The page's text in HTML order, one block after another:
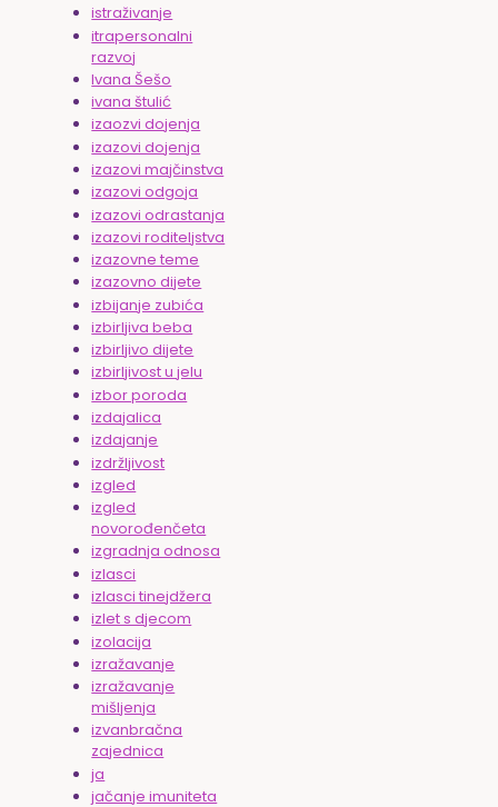
istraživanje
itrapersonalni
razvoj
Ivana Šešo
ivana štulić
izaozvi dojenja
izazovi dojenja
izazovi majčinstva
izazovi odgoja
izazovi odrastanja
izazovi roditeljstva
izazovne teme
izazovno dijete
izbijanje zubića
izbirljiva beba
izbirljivo dijete
izbirljivost u jelu
izbor poroda
izdajalica
izdajanje
izdržljivost
izgled
izgled
novorođenčeta
izgradnja odnosa
izlasci
izlasci tinejdžera
izlet s djecom
izolacija
izražavanje
izražavanje
mišljenja
izvanbračna
zajednica
ja
jačanje imuniteta